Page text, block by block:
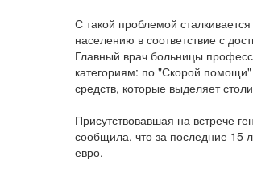
С такой проблемой
населению в соответствие с
Главный врач больницы
категориям: по "Скорой
средств, которые выделяет
Присутствовавшая на встрече
сообщила, что за последние 15
евро.